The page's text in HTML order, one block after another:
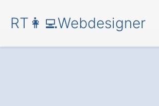
RT👩‍💻Webdesigner